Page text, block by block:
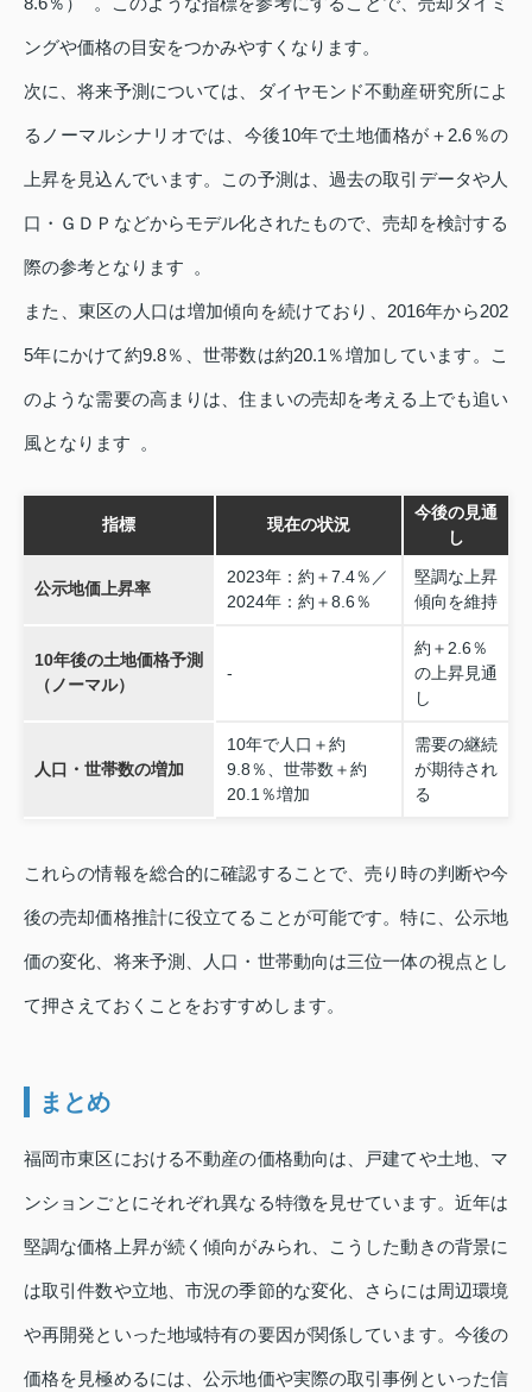
ングや価格の目安をつかみやすくなります。
次に、将来予測については、ダイヤモンド不動産研究所によ
るノーマルシナリオでは、今後10年で土地価格が＋2.6％の
上昇を見込んでいます。この予測は、過去の取引データや人
口・ＧＤＰなどからモデル化されたもので、売却を検討する
際の参考となります 。
また、東区の人口は増加傾向を続けており、2016年から202
5年にかけて約9.8％、世帯数は約20.1％増加しています。こ
のような需要の高まりは、住まいの売却を考える上でも追い
風となります 。
指標 現在の状況
今後の見通
し
公示地価上昇率
2023年：約＋7.4％／
2024年：約＋8.6％
堅調な上昇
傾向を維持
10年後の土地価格予測
（ノーマル）
-
約＋2.6％
の上昇見通
し
人口・世帯数の増加
10年で人口＋約
9.8％、世帯数＋約
20.1％増加
需要の継続
が期待され
る
これらの情報を総合的に確認することで、売り時の判断や今
後の売却価格推計に役立てることが可能です。特に、公示地
価の変化、将来予測、人口・世帯動向は三位一体の視点とし
て押さえておくことをおすすめします。
まとめ
福岡市東区における不動産の価格動向は、戸建てや土地、マ
ンションごとにそれぞれ異なる特徴を見せています。近年は
堅調な価格上昇が続く傾向がみられ、こうした動きの背景に
は取引件数や立地、市況の季節的な変化、さらには周辺環境
や再開発といった地域特有の要因が関係しています。今後の
価格を見極めるには、公示地価や実際の取引事例といった信